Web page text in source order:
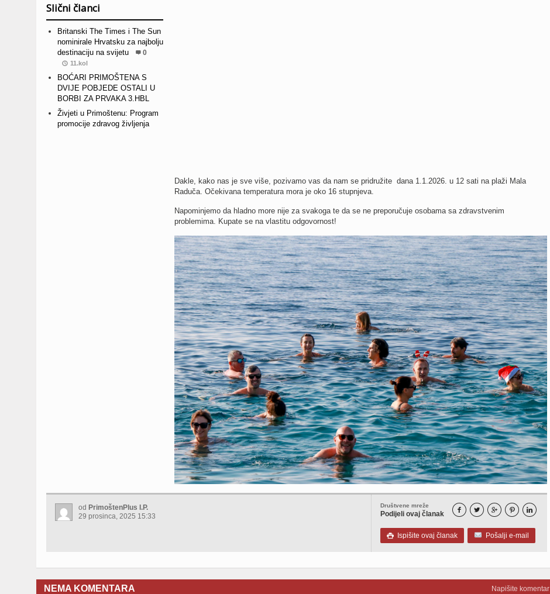
Slični članci
Britanski The Times i The Sun
nominirale Hrvatsku za najbolju
destinaciju na svijetu
0
11.kol
BOĆARI PRIMOŠTENA S
DVIJE POBJEDE OSTALI U
BORBI ZA PRVAKA 3.HBL
Živjeti u Primoštenu: Program
promocije zdravog življenja
Dakle, kako nas je sve više, pozivamo vas da nam se pridružite dana 1.1.2026. u 12 sati na plaži Mala
Raduča. Očekivana temperatura mora je oko 16 stupnjeva.
Napominjemo da hladno more nije za svakoga te da se ne preporučuje osobama sa zdravstvenim
problemima. Kupate se na vlastitu odgovornost!
Društvene mreže
Podijeli ovaj članak     
 Ispišite ovaj članak Pošalji e-mail
od PrimoštenPlus I.P.
29 prosinca, 2025 15:33
Napišite komentar
NEMA KOMENTARA